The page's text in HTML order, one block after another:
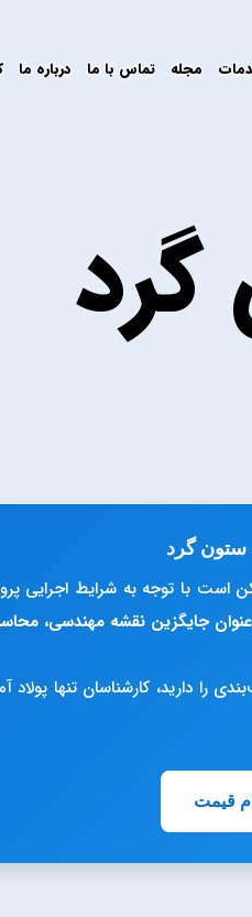
مجله تماس با ما درباره ما
گرد
است با توجه به شرایط اجرایی
جایگزین نقشه مهندسی،
دارید، کارشناسان تنها
قیمت